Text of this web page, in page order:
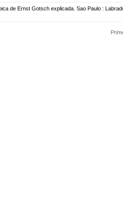
de Ernst Gotsch explicada. Sao Paulo :